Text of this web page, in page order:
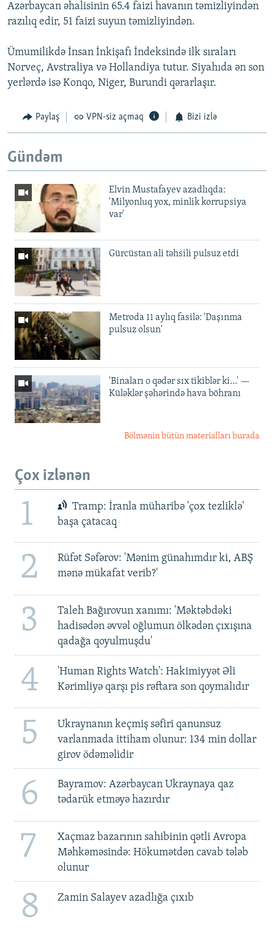
Azərbaycan əhalisinin 65.4 faizi havanın təmizliyindən
razılıq edir, 51 faizi suyun təmizliyindən.
Ümumilikdə İnsan İnkişafı İndeksində ilk sıraları
Norveç, Avstraliya və Hollandiya tutur. Siyahıda ən son
yerlərdə isə Konqo, Niger, Burundi qərarlaşır.
Paylaş VPN-siz açmaq Bizi izlə
Gündəm
Elvin Mustafayev azadlıqda:
'Milyonluq yox, minlik korrupsiya
var'
Gürcüstan ali təhsili pulsuz etdi
Metroda 11 aylıq fasilə: 'Daşınma
pulsuz olsun'
'Binaları o qədər sıx tikiblər ki...' —
Küləklər şəhərində hava böhranı
Bölmənin bütün materialları burada
Çox izlənən
1
Tramp: İranla müharibə 'çox tezliklə'
başa çatacaq
2
Rüfət Səfərov: 'Mənim günahımdır ki, ABŞ
mənə mükafat verib?'
3
Taleh Bağırovun xanımı: 'Məktəbdəki
hadisədən əvvəl oğlumun ölkədən çıxışına
qadağa qoyulmuşdu'
4
'Human Rights Watch': Hakimiyyət Əli
Kərimliyə qarşı pis rəftara son qoymalıdır
5
Ukraynanın keçmiş səfiri qanunsuz
varlanmada ittiham olunur: 134 min dollar
girov ödəməlidir
6
Bayramov: Azərbaycan Ukraynaya qaz
tədarük etməyə hazırdır
7
Xaçmaz bazarının sahibinin qətli Avropa
Məhkəməsində: Hökumətdən cavab tələb
olunur
8 Zamin Salayev azadlığa çıxıb